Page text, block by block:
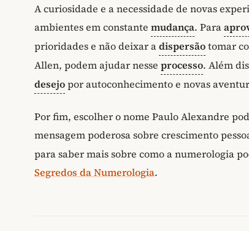
A curiosidade e a necessidade de novas
ambientes em constante mudança. Para
prioridades e não deixar adispersãotomar
Allen, podem ajudar nesse processo. Além
desejopor autoconhecimento e novas
Por fim, escolher o nome Paulo Alexandre
mensagem poderosa sobre crescimento
para saber mais sobre como a numerologia
Segredos da Numerologia.